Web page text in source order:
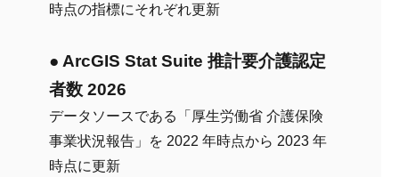
時点の指標にそれぞれ更新
● ArcGIS Stat Suite 推計要介護認定
者数 2026
データソースである「厚生労働省 介護保険
事業状況報告」を 2022 年時点から 2023 年
時点に更新